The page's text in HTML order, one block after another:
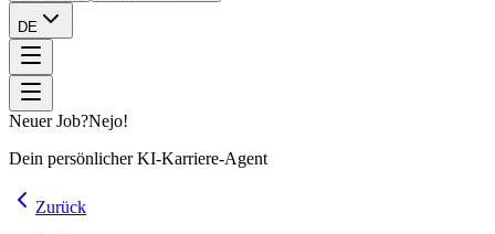
DE
Neuer Job?Nejo!
Dein persönlicher KI-Karriere-Agent
Zurück